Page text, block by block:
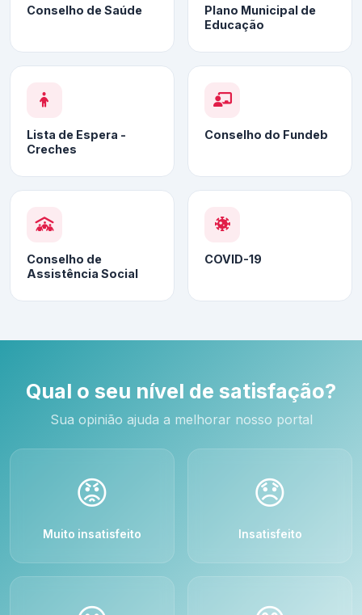
Conselho de Saúde
Plano Municipal de
Educação
Lista de Espera -
Creches
Conselho do Fundeb
Conselho de
Assistência Social
COVID-19
Qual o seu nível de satisfação?
Sua opinião ajuda a melhorar nosso portal
😡
Muito insatisfeito
😞
Insatisfeito